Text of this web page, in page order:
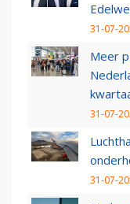
31-07-
Meer
31-07-
31-07-